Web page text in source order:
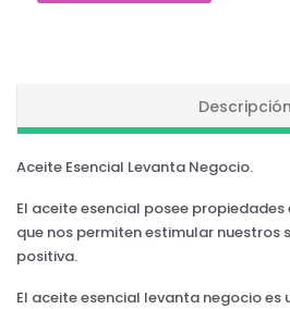
Descripción
Aceite Esencial Levanta Negocio.
El aceite esencial posee
que nos permiten estimular nuestros
positiva.
El aceite esencial levanta negocio es